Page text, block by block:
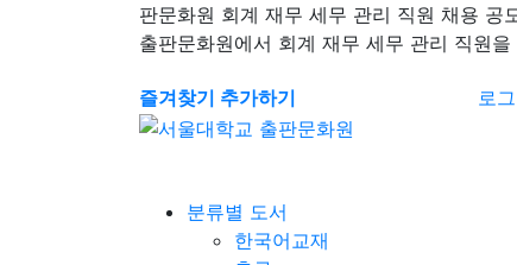
판문화원 회계 재무 세무 관리 직원 채용 공
출판문화원에서 회계 재무 세무 관리 직원
즐겨찾기 추가하기 로
분류별 도서
한국어교재